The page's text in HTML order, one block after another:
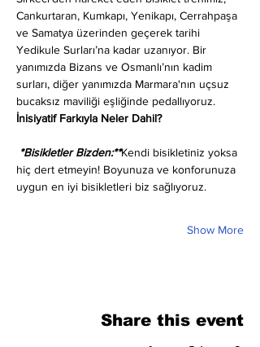
Cankurtaran, Kumkapı, Yenikapı, Cerrahpaşa
ve Samatya üzerinden geçerek tarihi
Yedikule Surları’na kadar uzanıyor. Bir
yanımızda Bizans ve Osmanlı’nın kadim
surları, diğer yanımızda Marmara'nın uçsuz
bucaksız maviliği eşliğinde pedallıyoruz.
İnisiyatif Farkıyla Neler Dahil?
*Bisikletler Bizden:**Kendi bisikletiniz yoksa
hiç dert etmeyin! Boyunuza ve konforunuza
uygun en iyi bisikletleri biz sağlıyoruz.
Show More
Share this event